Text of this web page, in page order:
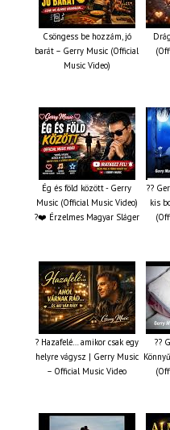
Csöngess be hozzám, jó
barát – Gerry Music (Official
Music Video)
Ég és föld között - Gerry
Music (Official Music Video)
?❤️ Érzelmes Magyar Sláger
??
kis
? Hazafelé… amikor csak egy
helyre vágysz | Gerry Music
– Official Music Video
??